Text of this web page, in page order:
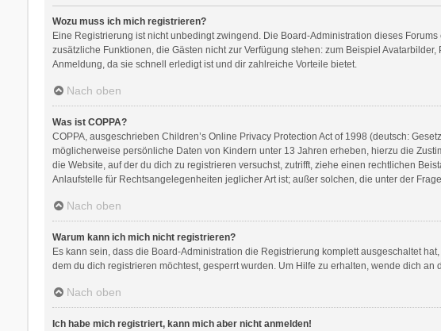
Wozu muss ich mich registrieren?
Eine Registrierung ist nicht unbedingt zwingend. Die Board-Administration dieses
zusätzliche Funktionen, die Gästen nicht zur Verfügung stehen: zum Beispiel
Anmeldung, da sie schnell erledigt ist und dir zahlreiche Vorteile bietet.
Nach oben
Was ist COPPA?
COPPA, ausgeschrieben Children’s Online Privacy Protection Act of 1998 (deutsch:
möglicherweise persönliche Daten von Kindern unter 13 Jahren erheben, hierzu die
die Website, auf der du dich zu registrieren versuchst, zutrifft, ziehe einen rechtlichen
Anlaufstelle für Rechtsangelegenheiten jeglicher Art ist; außer solchen, die unter der
Nach oben
Warum kann ich mich nicht registrieren?
Es kann sein, dass die Board-Administration die Registrierung komplett ausgeschaltet
dem du dich registrieren möchtest, gesperrt wurden. Um Hilfe zu erhalten, wende dich an
Nach oben
Ich habe mich registriert, kann mich aber nicht anmelden!